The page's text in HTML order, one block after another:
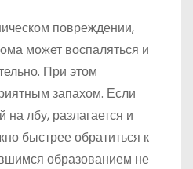
повреждении,
может воспаляться и
При этом
запахом. Если
лбу, разлагается и
быстрее обратиться к
образованием не